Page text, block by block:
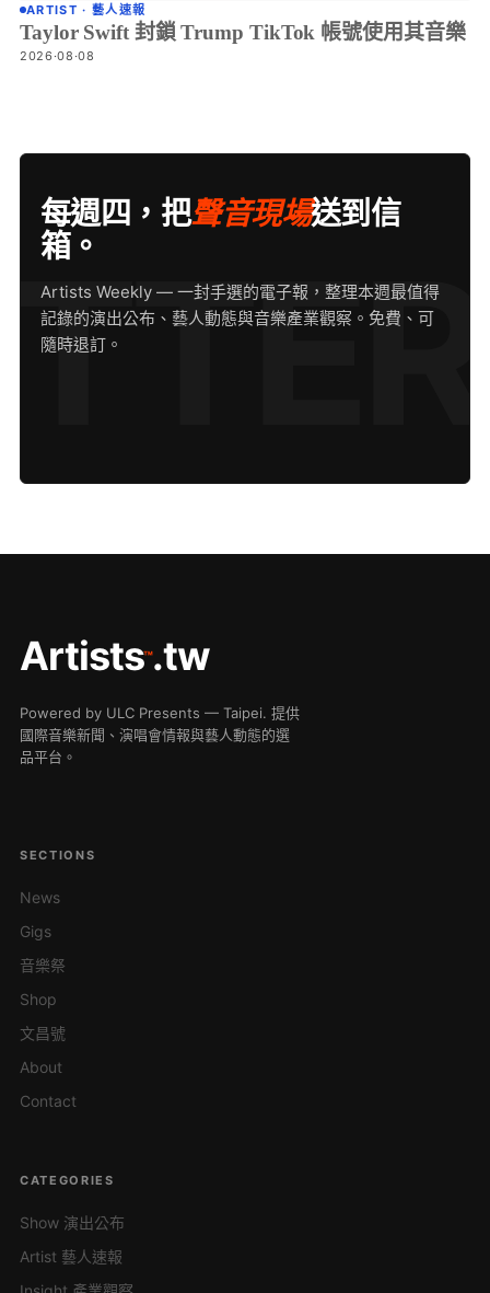
ARTIST · 藝人速報
Taylor Swift 封鎖 Trump TikTok 帳號使用其音樂
2026·08·08
每週四，把聲音現場送到信
箱。
Artists Weekly — 一封手選的電子報，整理本週最值得
記錄的演出公布、藝人動態與音樂產業觀察。免費、可
隨時退訂。
Artists™.tw
Powered by ULC Presents — Taipei. 提供
國際音樂新聞、演唱會情報與藝人動態的選
品平台。
SECTIONS
News
Gigs
音樂祭
Shop
文昌號
About
Contact
CATEGORIES
Show 演出公布
Artist 藝人速報